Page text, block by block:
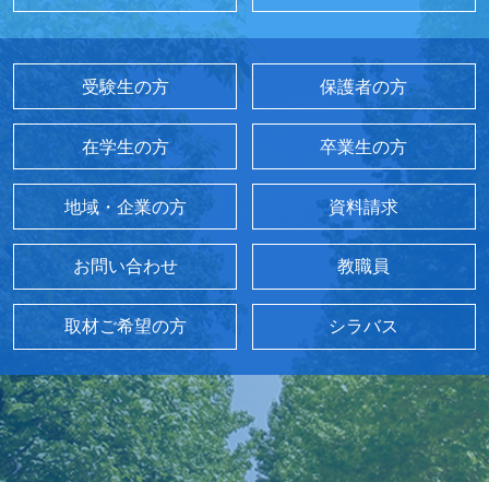
受験生の方 保護者の方
在学生の方 卒業生の方
地域・企業の方 資料請求
お問い合わせ 教職員
取材ご希望の方 シラバス